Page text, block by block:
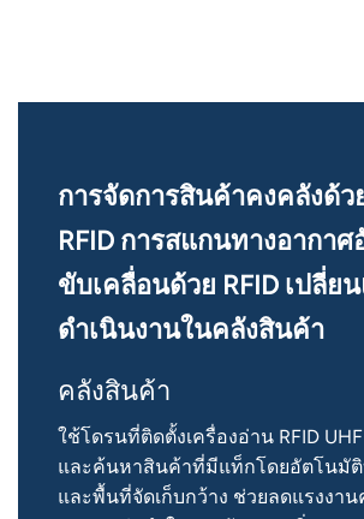
การจัดการสินค้าคงคลังด้ว
RFID การสแกนทางอากา
ขับเคลื่อนด้วย RFID เปลี่ย
ดำเนินงานในคลังสินค้า
คลังสินค้า
ใช้โดรนที่ติดตั้งเครื่องอ่าน RFID
และค้นหาสินค้าที่มีแท็กโดยอัตโนมั
และพื้นที่จัดเก็บกว้าง ช่วยลดแรงงา